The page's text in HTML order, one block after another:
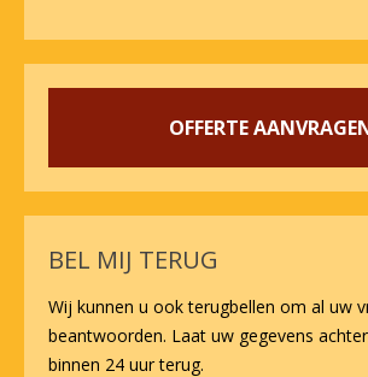
OFFERTE
BEL MIJ TERUG
Wij kunnen u ook terugbellen om al uw
beantwoorden. Laat uw gegevens
binnen 24 uur terug.